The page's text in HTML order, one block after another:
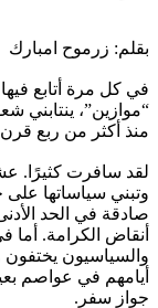
بقلم: زرموح امبارك
في كل مرة أتابع
“موازين”، ينتابني
منذ أكثر من ربع
لقد سافرت كثيرًا.
وتبني سياساتها على
صادقة في الحد
أنقاض الكرامة.
والسياسيون يختفون
أيامهم في عواصم
جواز سفر.